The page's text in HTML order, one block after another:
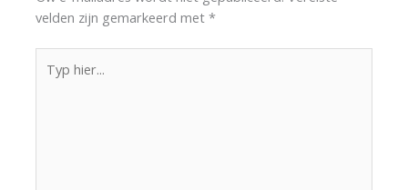
velden zijn gemarkeerd met*
hier...